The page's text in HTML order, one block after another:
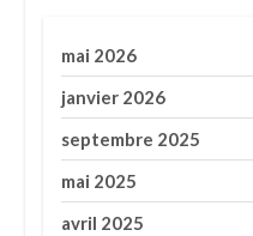
mai 2026
janvier 2026
septembre 2025
mai 2025
avril 2025